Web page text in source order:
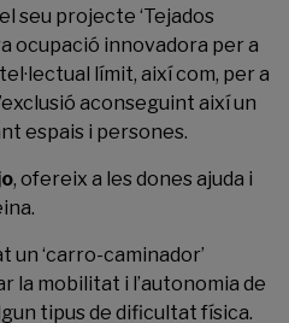
seu projecte ‘Tejados
ocupació innovadora per a
límit, així com, per a
aconseguint així un
espais i persones.
, ofereix a les dones ajuda i
un ‘carro-caminador’
la mobilitat i l’autonomia de
tipus de dificultat física.